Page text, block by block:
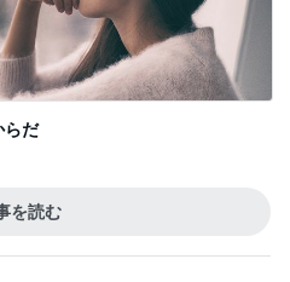
ち受け再挑戦
1日前
13時間前